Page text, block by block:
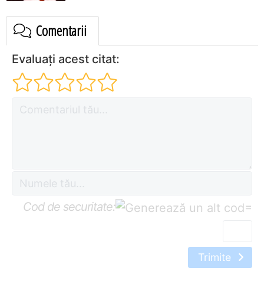
Comentarii
Evaluați acest citat:
Cod de securitate: =
Trimite